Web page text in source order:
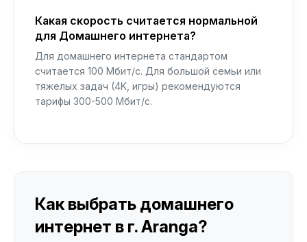
Какая скорость считается нормальной
для Домашнего интернета?
Для домашнего интернета стандартом
считается 100 Мбит/с. Для большой семьи или
тяжелых задач (4K, игры) рекомендуются
тарифы 300-500 Мбит/с.
Как выбрать домашнего
интернет в г. Aranga?